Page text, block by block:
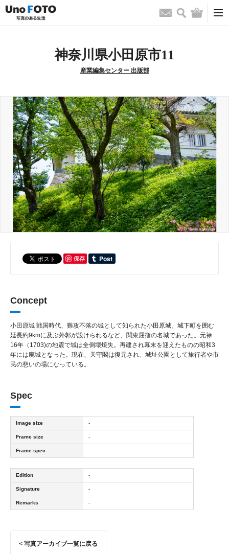
お問い合わせ
検索 バッグ
神奈川県小田原市11
産業編集センター 出版部
保存
Concept
小田原城 戦国時代、難攻不落の城として知られた小田原城。城下町を囲む
延長約9kmに及ぶ外郭が設けられるなど、関東屈指の名城であった。元禄
16年（1703)の地震で城は全倒壊焼失。再建され幕末を迎えたものの昭和3
年には廃城となった。現在、天守閣は復元され、城址公園として旅行者や市
民の憩いの場になっている。
Spec
Image size -
Frame size -
Frame spec -
Edition -
Signature -
Remarks -
< 写真アーカイブ一覧に戻る